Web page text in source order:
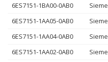
6ES7151-1BA00-0AB0
6ES7151-1AA05-0AB0
6ES7151-1AA04-0AB0
6ES7151-1AA02-0AB0